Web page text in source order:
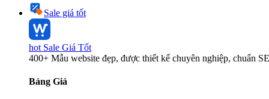
Sale giá tốt
hot Sale Giá Tốt
400+ Mẫu website đẹp, được thiết kế chuyên nghiệp, chuẩn
Bảng Giá